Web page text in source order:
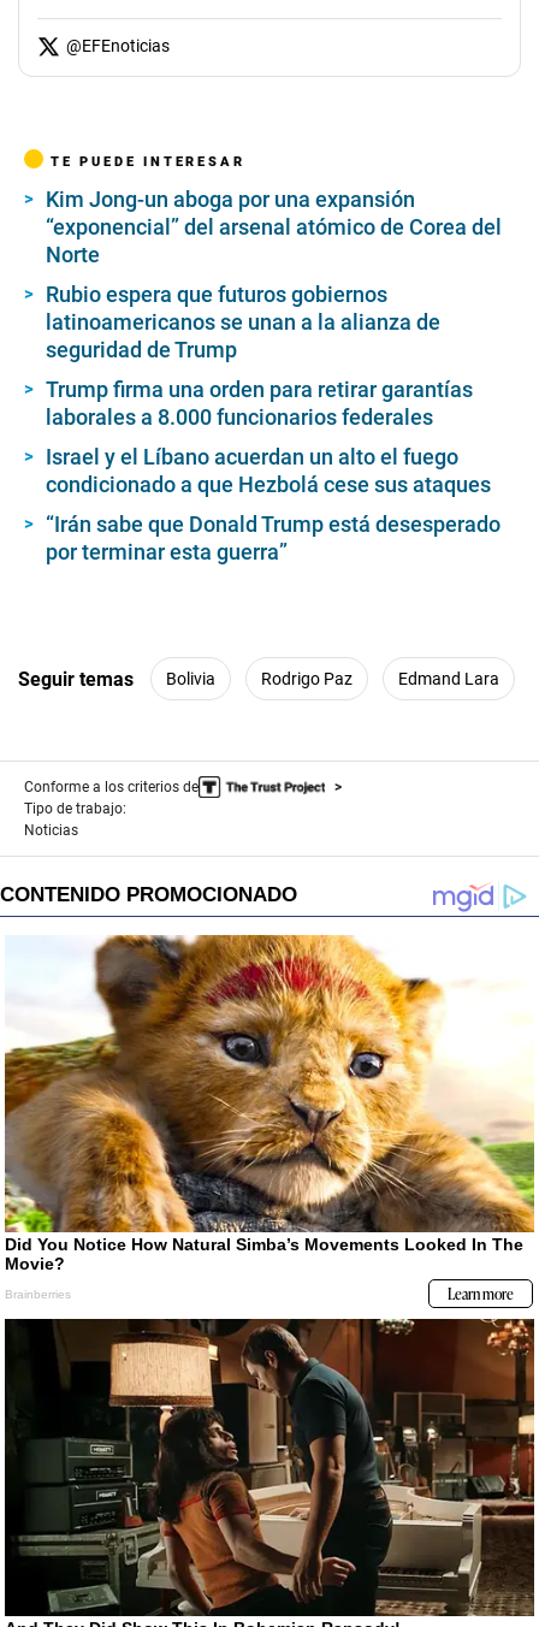
@EFEnoticias
TE PUEDE INTERESAR
Kim Jong-un aboga por una expansión
“exponencial” del arsenal atómico de Corea del
Norte
Rubio espera que futuros gobiernos
latinoamericanos se unan a la alianza de
seguridad de Trump
Trump firma una orden para retirar garantías
laborales a 8.000 funcionarios federales
Israel y el Líbano acuerdan un alto el fuego
condicionado a que Hezbolá cese sus ataques
“Irán sabe que Donald Trump está desesperado
por terminar esta guerra”
Seguir temas Bolivia Rodrigo Paz Edmand Lara
Conforme a los criterios de
Tipo de trabajo:
Noticias